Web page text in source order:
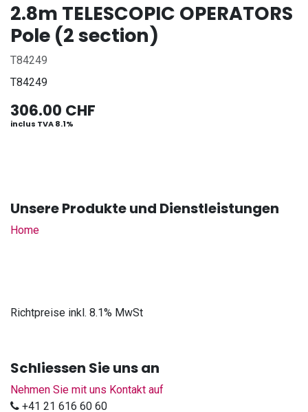
2.8m TELESCOPIC OPERATORS
Pole (2 section)
T84249
T84249
306.00 CHF
inclus TVA 8.1%
Unsere Produkte und Dienstleistungen
Home
Richtpreise inkl. 8.1% MwSt
Schliessen Sie uns an
Nehmen Sie mit uns Kontakt auf
+41 21 616 60 60